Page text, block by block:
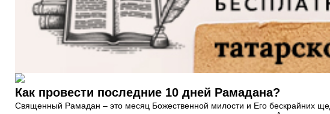
Как провести последние 10 дней Рамадана?
Священный Рамадан – это месяц Божественной милости и Его бескрайних